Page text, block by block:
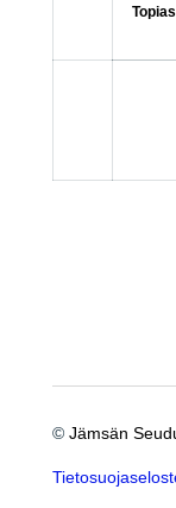
Topias
©Jämsän